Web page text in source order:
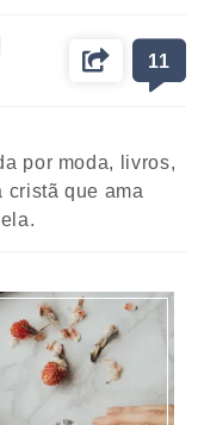
11
por moda, livros,
cristã que ama